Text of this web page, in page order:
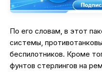
По его словам, в этот
системы,
беспилотников. Кроме
фунтов стерлингов на